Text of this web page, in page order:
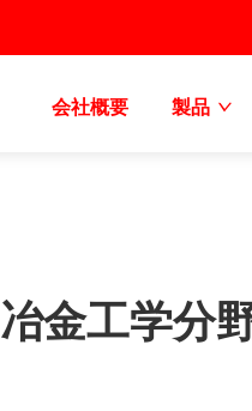
会社概要 製品
冶金工学分